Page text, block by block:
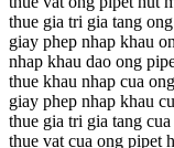
thue gia tri gia tang
giay phep nhap khau
nhap khau dao ong
thue khau nhap cua
giay phep nhap khau
thue gia tri gia tang
thue vat cua ong pipet